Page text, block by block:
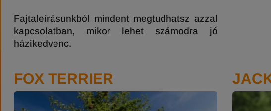
Fajtaleírásunkból mindent megtudhatsz azzal
kapcsolatban, mikor lehet számodra jó
házikedvenc.
FOX TERRIER